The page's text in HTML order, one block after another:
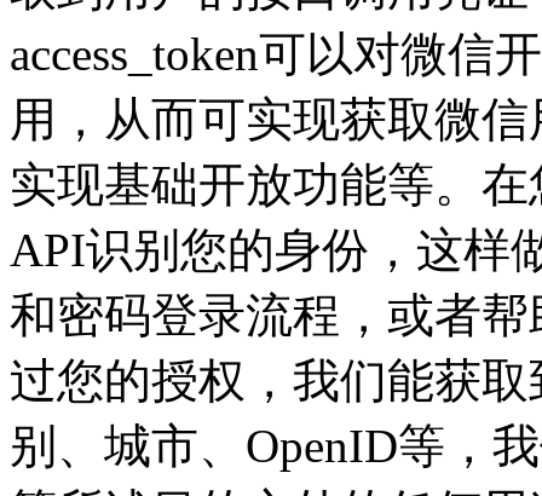
access_token可以对微信
用，从而可实现获取微
实现基础开放功能等。
API识别您的身份，这样
和密码登录流程，或者
过您的授权，我们能获
别、城市、OpenID等，